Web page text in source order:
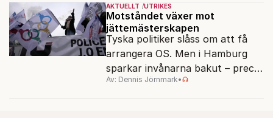
AKTUELLT UTRIKES
Motståndet växer mot
jättemästerskapen
Tyska politiker slåss om att få
arrangera OS. Men i Hamburg
sparkar invånarna bakut – precis
som de gjort tidigare i Paris,
Av: Dennis Jörnmark•